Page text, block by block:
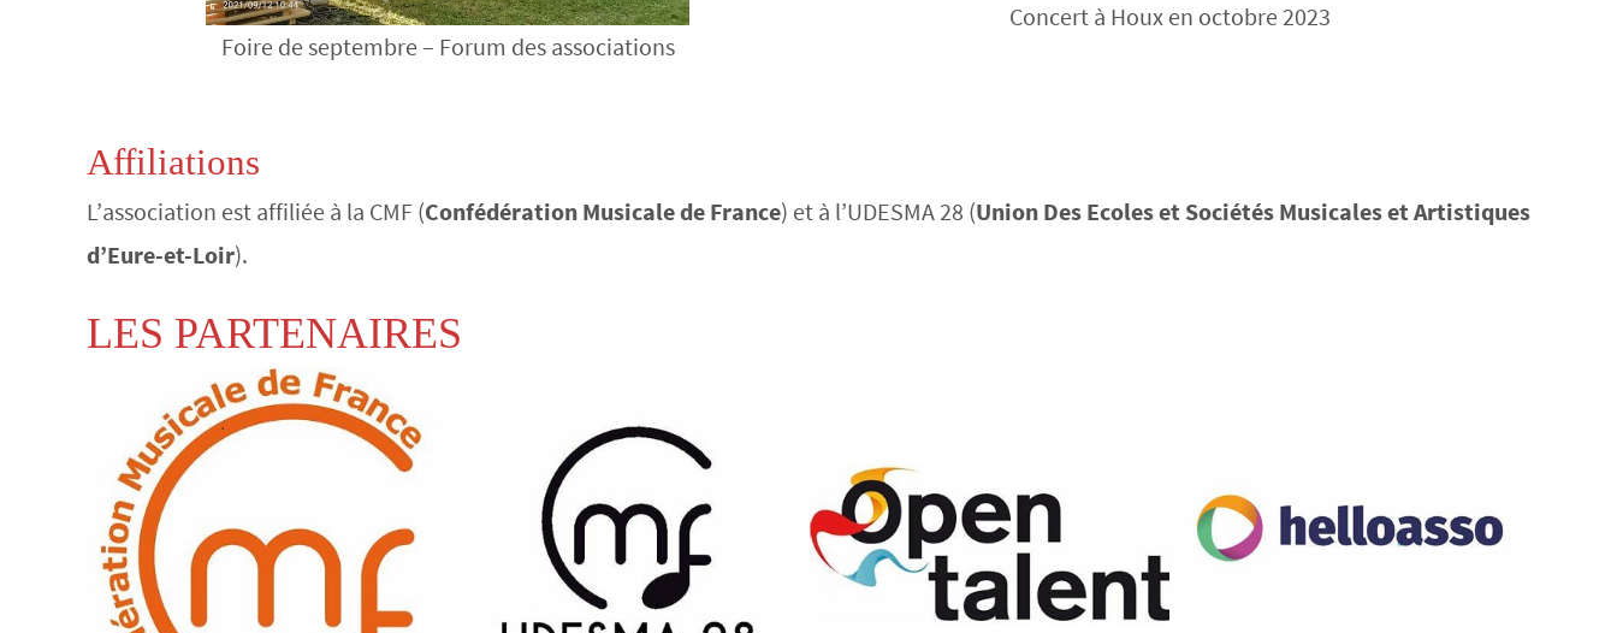
Foire de septembre – Forum des associations
Concert à Houx en octobre 2023
Affiliations
L’association est affiliée à la CMF (Confédération Musicale de France) et à l’UDESMA 28 (Union Des Ecoles et Sociétés Musicales et Artistiques
d’Eure-et-Loir).
LES PARTENAIRES